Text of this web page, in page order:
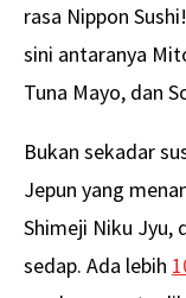
rasa Nippon
sini antaranya
Tuna Mayo, dan
Bukan sekadar
Jepun yang
Shimeji Niku Jyu,
sedap. Ada lebih